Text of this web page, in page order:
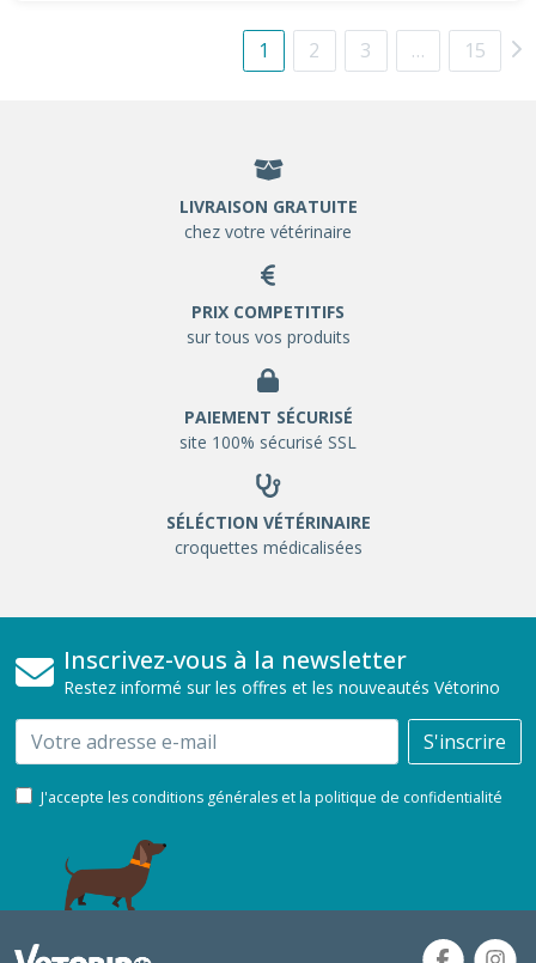
1 2 3 … 15
LIVRAISON GRATUITE
chez votre vétérinaire
PRIX COMPETITIFS
sur tous vos produits
PAIEMENT SÉCURISÉ
site 100% sécurisé SSL
SÉLÉCTION VÉTÉRINAIRE
croquettes médicalisées
Inscrivez-vous à la newsletter
Restez informé sur les offres et les nouveautés Vétorino
Email S'inscrire
J'accepte les conditions générales et la politique de confidentialité